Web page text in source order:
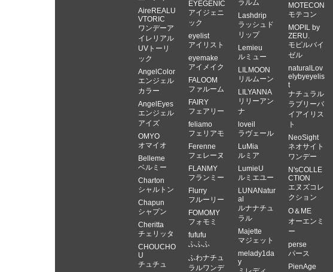
AireREALU
VTORIC
ワンデーア
イレリアル
UVトーリ
ック
AngelColor
エンジェル
カラー
AngelEyes
エンジェル
アイズ
OMYO
オマイオ
Belleme
ベルミー
Charton
シャルトン
Chapun
シャプン
Cheritta
チェリッタ
CHOUCHO
U
チュチュ
EYEGENIC
アイジェニ
ック
eyelist
アイリスト
eyemake
アイメイク
FALOOM
ファルーム
FAIRY
フェアリー
feliamo
フェリアモ
Ferenne
フェレーヌ
FLANMY
フランミー
Flurry
フルーリー
FOMOMY
フォモミ
fufufu
ふふふ
ふわナチュ
ラルワンデ
ラルム
Lashdrip
ラッシュド
リップ
Lemieu
ルミュー
LILMOON
リルムーン
LILYANNA
リリーアン
ナ
loveil
ラヴェール
LuMia
ルミア
LumieU
ルミエユー
LUNANatur
al
ルナナチュ
ラル
Majette
マジェット
melady1da
y
MOTECON
モテコン
MOPIL by
ZERU.
モピルバイ
ゼル
naturalLov
elybyeyelis
t
ナチュラル
ラブリーバ
イアイリス
ト
NeoSight
ネオサイト
ワンデー
N'sCOLLE
CTION
エヌズコレ
クション
O＆ME
オーエンミ
ー
perse
パース
PienAge